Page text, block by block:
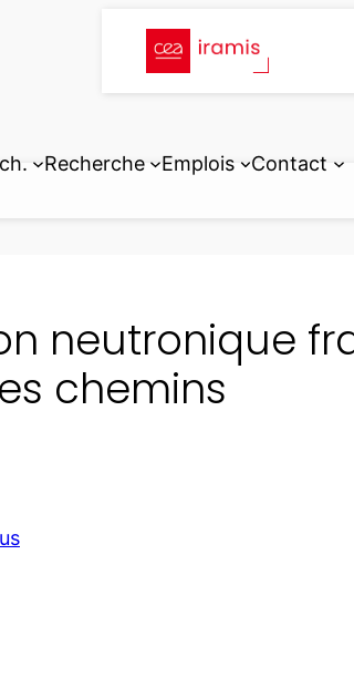
Recherche Emplois Contact
neutronique
chemins